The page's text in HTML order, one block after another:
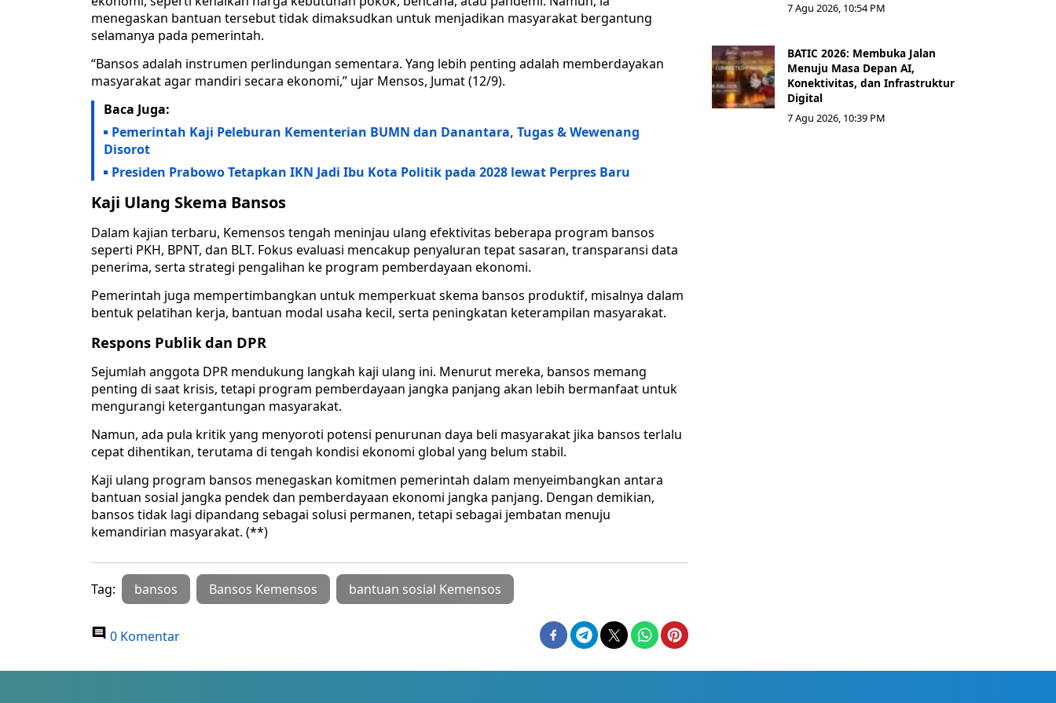
menegaskan bantuan tersebut tidak dimaksudkan untuk menjadikan masyarakat bergantung
selamanya pada pemerintah.
“Bansos adalah instrumen perlindungan sementara. Yang lebih penting adalah memberdayakan
masyarakat agar mandiri secara ekonomi,” ujar Mensos, Jumat (12/9).
Baca Juga:
Pemerintah Kaji Peleburan Kementerian BUMN dan Danantara, Tugas & Wewenang
Disorot
Presiden Prabowo Tetapkan IKN Jadi Ibu Kota Politik pada 2028 lewat Perpres Baru
Kaji Ulang Skema Bansos
Dalam kajian terbaru, Kemensos tengah meninjau ulang efektivitas beberapa program bansos
seperti PKH, BPNT, dan BLT. Fokus evaluasi mencakup penyaluran tepat sasaran, transparansi data
penerima, serta strategi pengalihan ke program pemberdayaan ekonomi.
Pemerintah juga mempertimbangkan untuk memperkuat skema bansos produktif, misalnya dalam
bentuk pelatihan kerja, bantuan modal usaha kecil, serta peningkatan keterampilan masyarakat.
Respons Publik dan DPR
Sejumlah anggota DPR mendukung langkah kaji ulang ini. Menurut mereka, bansos memang
penting di saat krisis, tetapi program pemberdayaan jangka panjang akan lebih bermanfaat untuk
mengurangi ketergantungan masyarakat.
Namun, ada pula kritik yang menyoroti potensi penurunan daya beli masyarakat jika bansos terlalu
cepat dihentikan, terutama di tengah kondisi ekonomi global yang belum stabil.
Kaji ulang program bansos menegaskan komitmen pemerintah dalam menyeimbangkan antara
bantuan sosial jangka pendek dan pemberdayaan ekonomi jangka panjang. Dengan demikian,
bansos tidak lagi dipandang sebagai solusi permanen, tetapi sebagai jembatan menuju
kemandirian masyarakat. (**)
Tag: bansos Bansos Kemensos bantuan sosial Kemensos
0 Komentar
7 Agu 2026, 10:54 PM
BATIC 2026: Membuka Jalan
Menuju Masa Depan AI,
Konektivitas, dan Infrastruktur
Digital
7 Agu 2026, 10:39 PM